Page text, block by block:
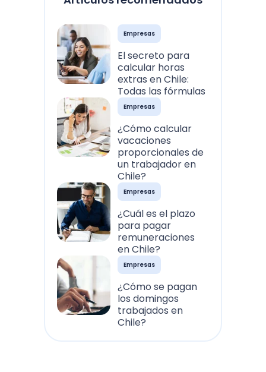
Empresas
El secreto para
calcular horas
extras en Chile:
Todas las fórmulas
Empresas
¿Cómo calcular
vacaciones
proporcionales de
un trabajador en
Chile?
Empresas
¿Cuál es el plazo
para pagar
remuneraciones
en Chile?
Empresas
¿Cómo se pagan
los domingos
trabajados en
Chile?